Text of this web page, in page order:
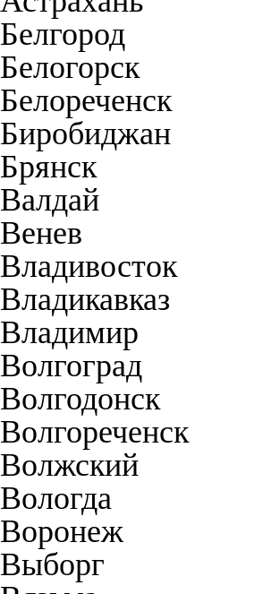
Белгород
Белогорск
Белореченск
Биробиджан
Брянск
Валдай
Венев
Владивосток
Владикавказ
Владимир
Волгоград
Волгодонск
Волгореченск
Волжский
Вологда
Воронеж
Выборг